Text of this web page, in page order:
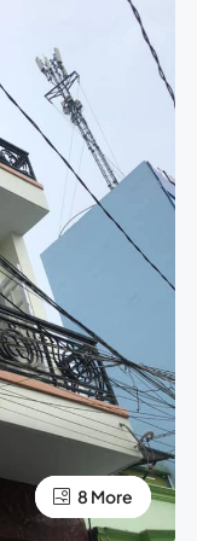
4 More
8 More